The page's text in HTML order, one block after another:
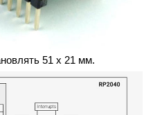
51 x 21 мм.